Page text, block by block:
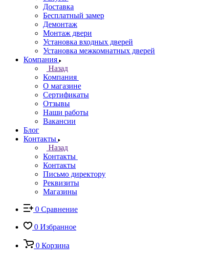
Доставка
Бесплатный замер
Демонтаж
Монтаж двери
Установка входных дверей
Установка межкомнатных дверей
Компания
Назад
Компания
О магазине
Сертификаты
Отзывы
Наши работы
Вакансии
Блог
Контакты
Назад
Контакты
Контакты
Письмо директору
Реквизиты
Магазины
0 Сравнение
0 Избранное
0 Корзина